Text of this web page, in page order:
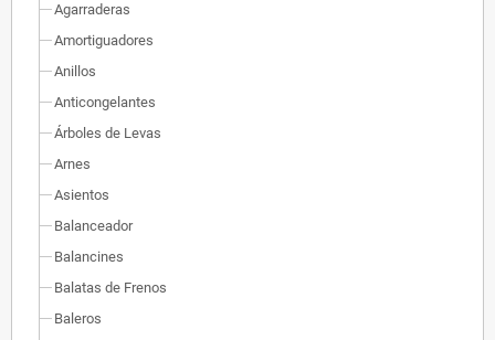
Agarraderas
Amortiguadores
Anillos
Anticongelantes
Árboles de Levas
Arnes
Asientos
Balanceador
Balancines
Balatas de Frenos
Baleros